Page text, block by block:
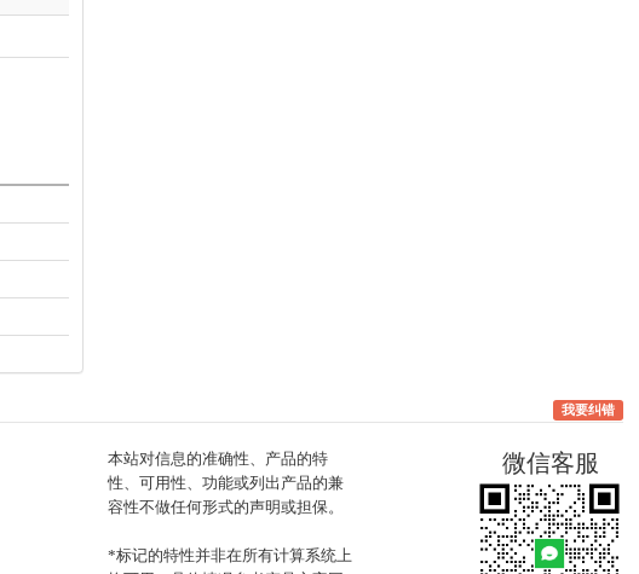
我要纠错
本站对信息的准确性、产品的特
性、可用性、功能或列出产品的兼
容性不做任何形式的声明或担保。
*标记的特性并非在所有计算系统上
微信客服